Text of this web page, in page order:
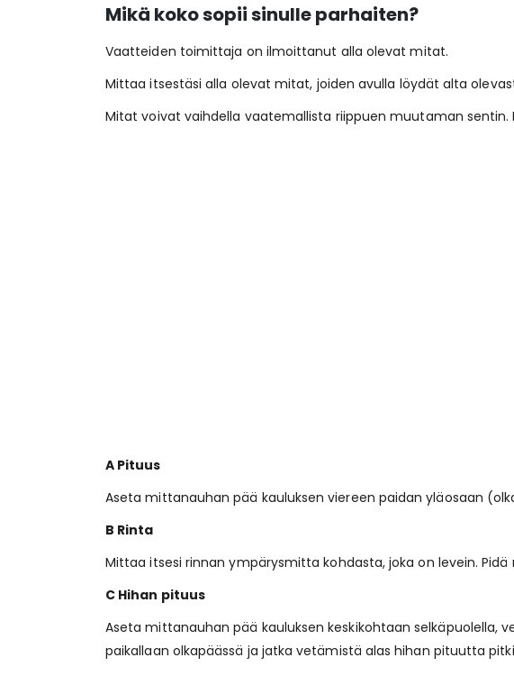
Mikä koko sopii sinulle parhaiten?
Vaatteiden toimittaja on ilmoittanut alla olevat mitat.
Mittaa itsestäsi alla olevat mitat, joiden avulla löydät alta
Mitat voivat vaihdella vaatemallista riippuen muutaman
A Pituus
Aseta mittanauhan pää kauluksen viereen paidan yläosaan
B Rinta
Mittaa itsesi rinnan ympärysmitta kohdasta, joka on levein.
C Hihan pituus
Aseta mittanauhan pää kauluksen keskikohtaan
paikallaan olkapäässä ja jatka vetämistä alas hihan pituutta